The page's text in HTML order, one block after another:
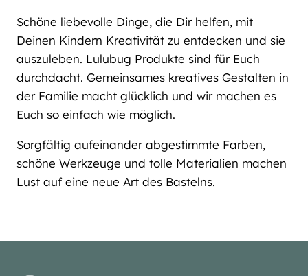
Schöne liebevolle Dinge, die Dir helfen, mit
Deinen Kindern Kreativität zu entdecken und sie
auszuleben. Lulubug Produkte sind für Euch
durchdacht. Gemeinsames kreatives Gestalten in
der Familie macht glücklich und wir machen es
Euch so einfach wie möglich.
Sorgfältig aufeinander abgestimmte Farben,
schöne Werkzeuge und tolle Materialien machen
Lust auf eine neue Art des Bastelns.